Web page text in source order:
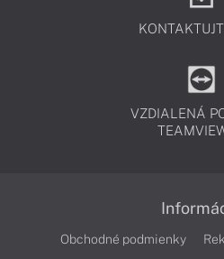
VZDIALENÁ
Obchodné podmienky